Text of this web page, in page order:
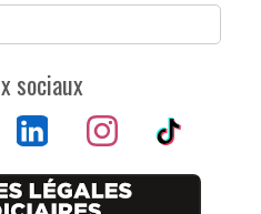
sociaux